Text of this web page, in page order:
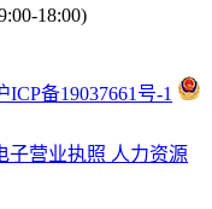
18:00)
备19037661号-1
子营业执照 人力资源